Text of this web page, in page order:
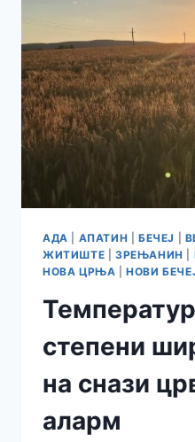
АДА АПАТИН БЕЧЕЈ
ЖИТИШТЕ
ЗРЕЊАНИН
НОВА ЦРЊА |НОВИ
степени
на снази
аларм